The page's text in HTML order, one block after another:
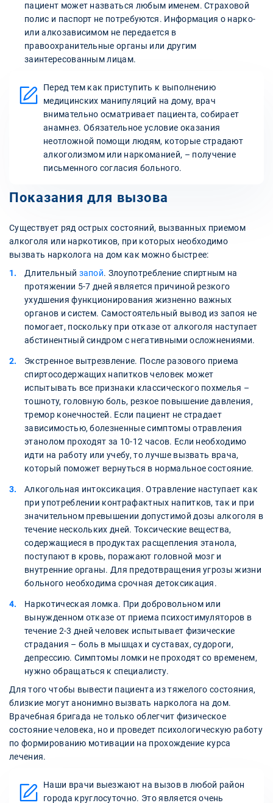
пациент может назваться любым именем. Страховой
полис и паспорт не потребуются. Информация о нарко-
или алкозависимом не передается в
правоохранительные органы или другим
заинтересованным лицам.
Перед тем как приступить к выполнению
медицинских манипуляций на дому, врач
внимательно осматривает пациента, собирает
анамнез. Обязательное условие оказания
неотложной помощи людям, которые страдают
алкоголизмом или наркоманией, – получение
письменного согласия больного.
Показания для вызова
Существует ряд острых состояний, вызванных приемом
алкоголя или наркотиков, при которых необходимо
вызвать нарколога на дом как можно быстрее:
Длительный запой. Злоупотребление спиртным на
протяжении 5-7 дней является причиной резкого
ухудшения функционирования жизненно важных
органов и систем. Самостоятельный вывод из запоя не
помогает, поскольку при отказе от алкоголя наступает
абстинентный синдром с негативными осложнениями.
Экстренное вытрезвление. После разового приема
спиртосодержащих напитков человек может
испытывать все признаки классического похмелья –
тошноту, головную боль, резкое повышение давления,
тремор конечностей. Если пациент не страдает
зависимостью, болезненные симптомы отравления
этанолом проходят за 10-12 часов. Если необходимо
идти на работу или учебу, то лучше вызвать врача,
который поможет вернуться в нормальное состояние.
Алкогольная интоксикация. Отравление наступает как
при употреблении контрафактных напитков, так и при
значительном превышении допустимой дозы алкоголя в
течение нескольких дней. Токсические вещества,
содержащиеся в продуктах расщепления этанола,
поступают в кровь, поражают головной мозг и
внутренние органы. Для предотвращения угрозы жизни
больного необходима срочная детоксикация.
Наркотическая ломка. При добровольном или
вынужденном отказе от приема психостимуляторов в
течение 2-3 дней человек испытывает физические
страдания – боль в мышцах и суставах, судороги,
депрессию. Симптомы ломки не проходят со временем,
нужно обращаться к специалисту.
Для того чтобы вывести пациента из тяжелого состояния,
близкие могут анонимно вызвать нарколога на дом.
Врачебная бригада не только облегчит физическое
состояние человека, но и проведет психологическую работу
по формированию мотивации на прохождение курса
лечения.
Наши врачи выезжают на вызов в любой район
города круглосуточно. Это является очень